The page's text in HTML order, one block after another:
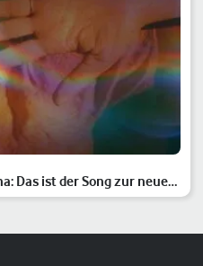
Das ist der Song zur neuen